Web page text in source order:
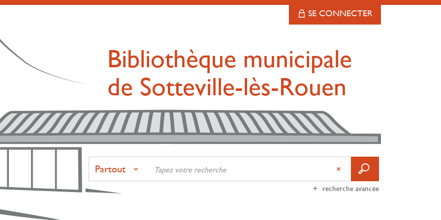
SE CONNECTER
Bibliothèque municipale
de Sotteville-lès-Rouen
Partout
recherche avancée